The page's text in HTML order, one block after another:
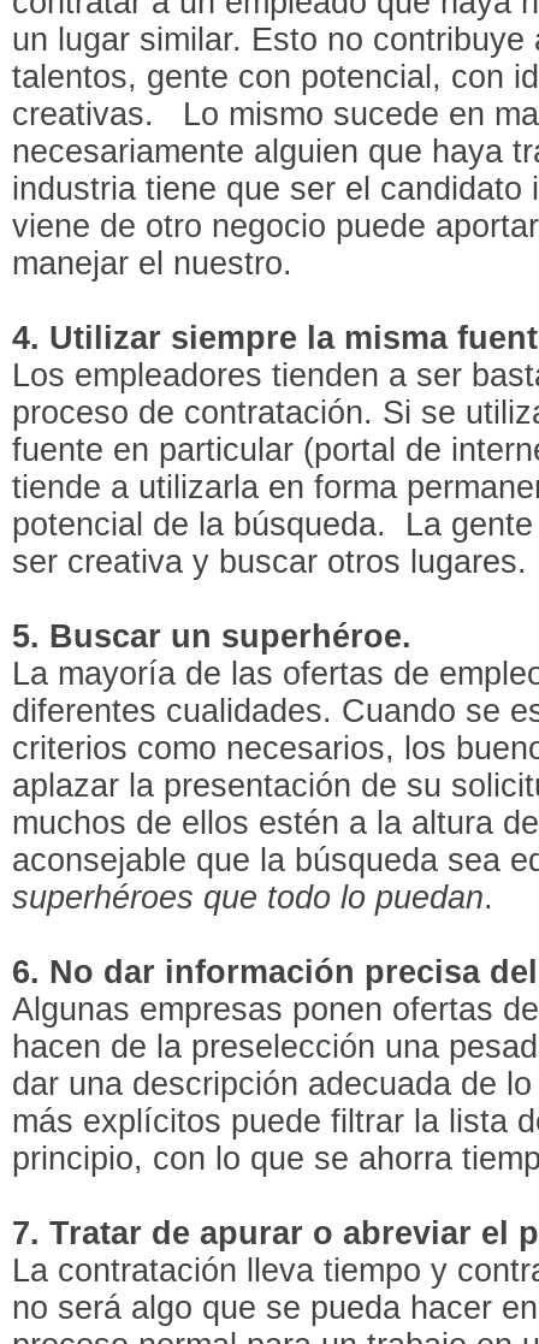
un lugar similar. Esto no
talentos, gente con potencial, con
creativas. Lo mismo sucede en
necesariamente alguien que haya
industria tiene que ser el
viene de otro negocio puede
manejar el nuestro.
4. Utilizar siempre la misma
Los empleadores tienden a ser
proceso de contratación. Si se
fuente en particular (portal de
tiende a utilizarla en forma
potencial de la búsqueda. La
ser creativa y buscar otros lugares.
5. Buscar un superhéroe.
La mayoría de las ofertas de
diferentes cualidades. Cuando se
criterios como necesarios, los
aplazar la presentación de su
muchos de ellos estén a la altura
aconsejable que la búsqueda sea
superhéroes que todo lo puedan.
6. No dar información precisa
Algunas empresas ponen ofertas
hacen de la preselección una
dar una descripción adecuada de
más explícitos puede filtrar la lista
principio, con lo que se ahorra
7. Tratar de apurar o abreviar el
La contratación lleva tiempo y
no será algo que se pueda hacer